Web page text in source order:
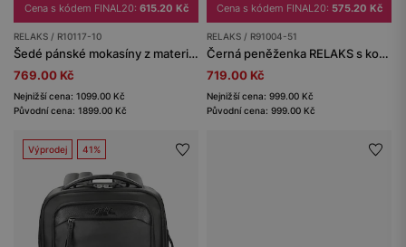
Cena s kódem FINAL20: 615.20 Kč
RELAKS / R10117-10
Šedé pánské mokasíny z materiálu MicroPOLYtex
769.00 Kč
Nejnižší cena: 1099.00 Kč
Původní cena: 1899.00 Kč
Cena s kódem FINAL20: 575.20 Kč
RELAKS / R91004-51
Černá peněženka RELAKS s koženými vložkami
719.00 Kč
Nejnižší cena: 999.00 Kč
Původní cena: 999.00 Kč
Výprodej 41%